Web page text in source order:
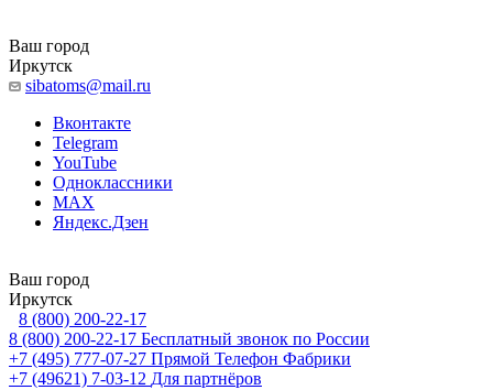
Ваш город
Иркутск
sibatoms@mail.ru
Вконтакте
Telegram
YouTube
Одноклассники
MAX
Яндекс.Дзен
Ваш город
Иркутск
8 (800) 200-22-17
8 (800) 200-22-17 Бесплатный звонок по России
+7 (495) 777-07-27 Прямой Телефон Фабрики
+7 (49621) 7-03-12 Для партнёров